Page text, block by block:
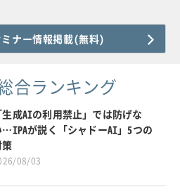
ナー情報掲載(無料)
合ランキング
生成AIの利用禁止」では防げな
…IPAが説く「シャドーAI」5つの
08/03